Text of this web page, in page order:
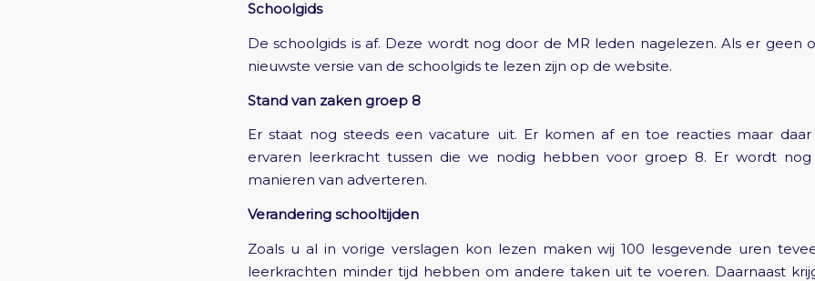
Schoolgids
De schoolgids is af. Deze wordt nog door de MR leden nagelezen. Als er geen
nieuwste versie van de schoolgids te lezen zijn op de website.
Stand van zaken groep 8
Er staat nog steeds een vacature uit. Er komen af en toe reacties maar
ervaren leerkracht tussen die we nodig hebben voor groep 8. Er wordt
manieren van adverteren.
Verandering schooltijden
Zoals u al in vorige verslagen kon lezen maken wij 100 lesgevende uren
leerkrachten minder tijd hebben om andere taken uit te voeren. Daarnaast